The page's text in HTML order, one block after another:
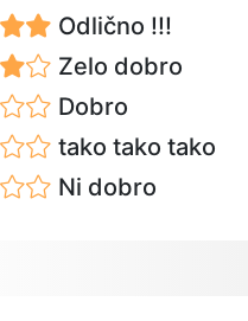
Odlično !!!
Zelo dobro
Dobro
tako tako tako
Ni dobro